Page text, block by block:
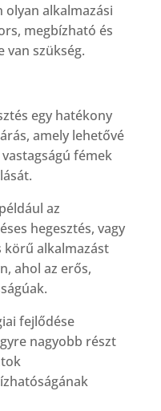
olyan alkalmazási
megbízható és
van szükség.
egy hatékony
amely lehetővé
fémek
az
hegesztés, vagy
körű alkalmazást
ahol az erős,
fejlődése
nagyobb részt